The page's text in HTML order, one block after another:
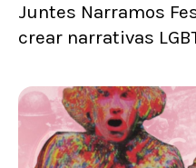
Juntes Narramos
crear narrativas